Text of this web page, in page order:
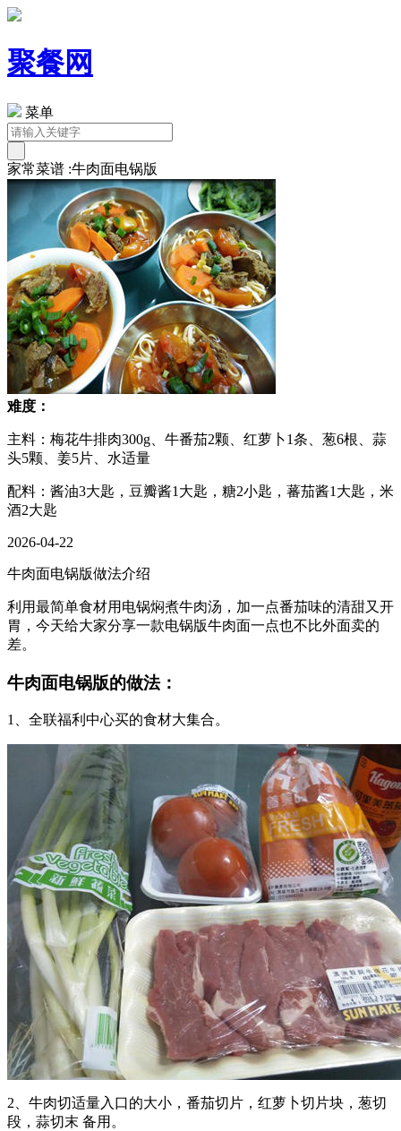
聚餐网
菜单
家常菜谱 :牛肉面电锅版
难度：
主料：梅花牛排肉300g、牛番茄2颗、红萝卜1条、葱6根、蒜
头5颗、姜5片、水适量
配料：酱油3大匙，豆瓣酱1大匙，糖2小匙，蕃茄酱1大匙，米
酒2大匙
2026-04-22
牛肉面电锅版做法介绍
利用最简单食材用电锅焖煮牛肉汤，加一点番茄味的清甜又开
胃，今天给大家分享一款电锅版牛肉面一点也不比外面卖的
差。
牛肉面电锅版的做法：
1、全联福利中心买的食材大集合。
2、牛肉切适量入口的大小，番茄切片，红萝卜切片块，葱切
段，蒜切末 备用。